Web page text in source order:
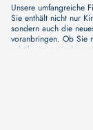
Unsere umfangreiche
Sie enthält nicht nur
sondern auch die
voranbringen. Ob Sie
subtile, intime
von Inhalten, die Ihr